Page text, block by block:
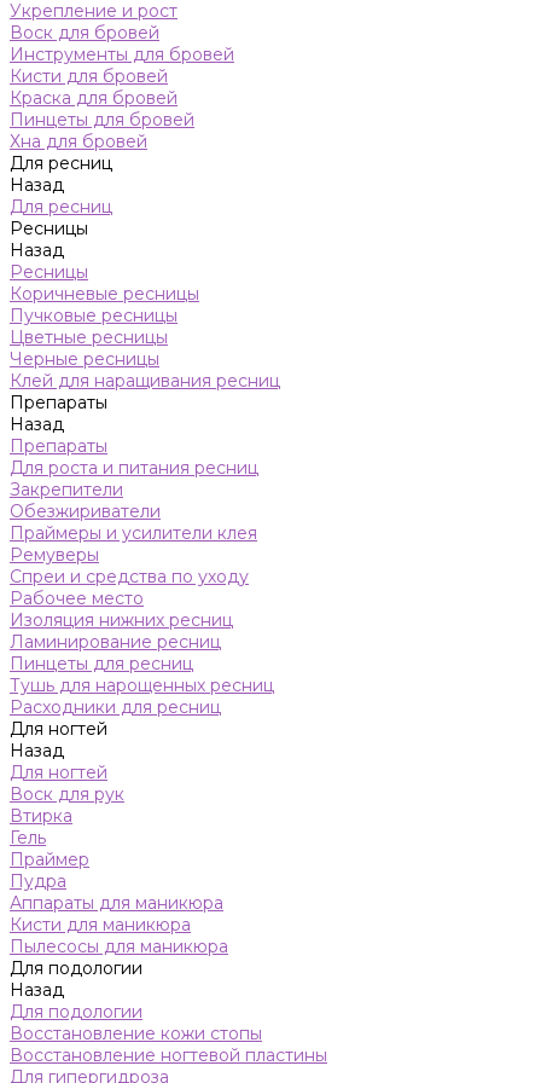
Укрепление и рост
Воск для бровей
Инструменты для бровей
Кисти для бровей
Краска для бровей
Пинцеты для бровей
Хна для бровей
Для ресниц
Назад
Для ресниц
Ресницы
Назад
Ресницы
Коричневые ресницы
Пучковые ресницы
Цветные ресницы
Черные ресницы
Клей для наращивания ресниц
Препараты
Назад
Препараты
Для роста и питания ресниц
Закрепители
Обезжириватели
Праймеры и усилители клея
Ремуверы
Спреи и средства по уходу
Рабочее место
Изоляция нижних ресниц
Ламинирование ресниц
Пинцеты для ресниц
Тушь для нарощенных ресниц
Расходники для ресниц
Для ногтей
Назад
Для ногтей
Воск для рук
Втирка
Гель
Праймер
Пудра
Аппараты для маникюра
Кисти для маникюра
Пылесосы для маникюра
Для подологии
Назад
Для подологии
Восстановление кожи стопы
Восстановление ногтевой пластины
Для гипергидроза